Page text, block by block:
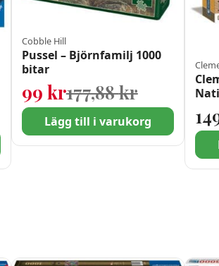
Cobble Hill
Pussel – Björnfamilj 1000
bitar
177,88krDet
99 kr Det
Lägg till i varukorg